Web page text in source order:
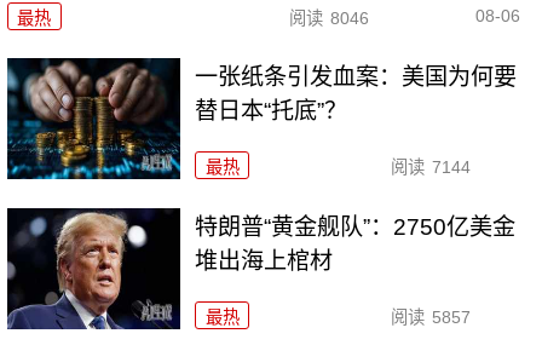
最热 阅读 8046 08-06
一张纸条引发血案：美国为何要
替日本“托底”？
最热 阅读 7144
特朗普“黄金舰队”：2750亿美金
堆出海上棺材
最热 阅读 5857